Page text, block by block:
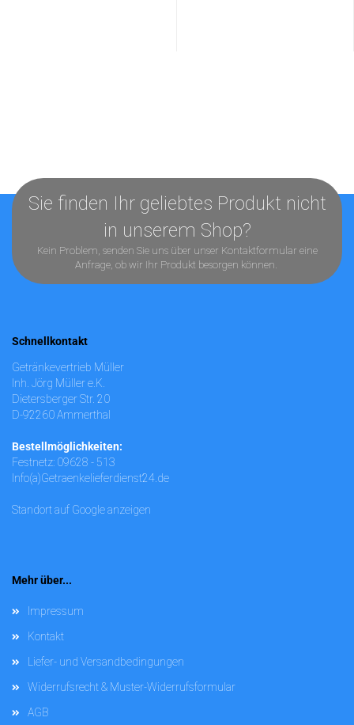
Sie finden Ihr geliebtes Produkt nicht
in unserem Shop?
Kein Problem, senden Sie uns über unser Kontaktformular eine
Anfrage, ob wir Ihr Produkt besorgen können.
Schnellkontakt
Getränkevertrieb Müller
Inh. Jörg Müller e.K.
Dietersberger Str. 20
D-92260 Ammerthal
Bestellmöglichkeiten:
Festnetz: 09628 - 513
Info(a)Getraenkelieferdienst24.de
Standort auf Google anzeigen
Mehr über...
Impressum
Kontakt
Liefer- und Versandbedingungen
Widerrufsrecht & Muster-Widerrufsformular
AGB